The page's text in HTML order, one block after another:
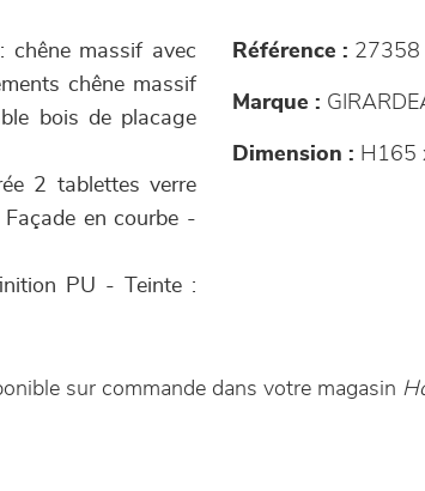
chêne massif avec
chêne massif
bois de placage
2 tablettes verre
en courbe -
PU - Teinte :
Référence : 27358
Marque :
Dimension : H165
sur commande dans votre magasin